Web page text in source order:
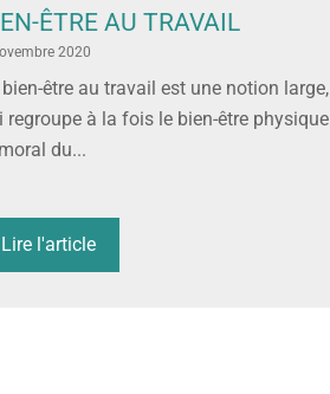
ÊTRE AU TRAVAIL
2020
bien-être au travail est une notion large,
regroupe à la fois le bien-être physique
du...
Lire l'article